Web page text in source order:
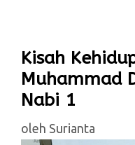
Kisah
Muhammad
Nabi 1
oleh Surianta